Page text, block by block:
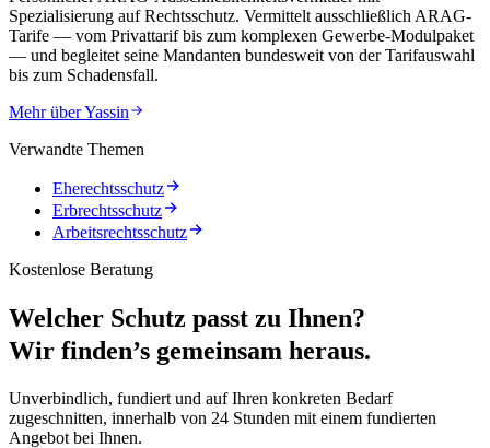
Spezialisierung auf Rechtsschutz. Vermittelt ausschließlich ARAG-
Tarife — vom Privattarif bis zum komplexen Gewerbe-Modulpaket
— und begleitet seine Mandanten bundesweit von der Tarifauswahl
bis zum Schadensfall.
Mehr überYassin
Verwandte Themen
Eherechtsschutz
Erbrechtsschutz
Arbeitsrechtsschutz
Kostenlose Beratung
Welcher Schutz passt zu Ihnen?
Wir finden’s gemeinsam heraus.
Unverbindlich, fundiert und auf Ihren konkreten Bedarf
zugeschnitten, innerhalb von 24 Stunden mit einem fundierten
Angebot bei Ihnen.